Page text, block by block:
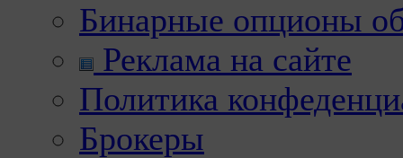
Бинарные опционы
Реклама на сайте
Политика
Брокеры